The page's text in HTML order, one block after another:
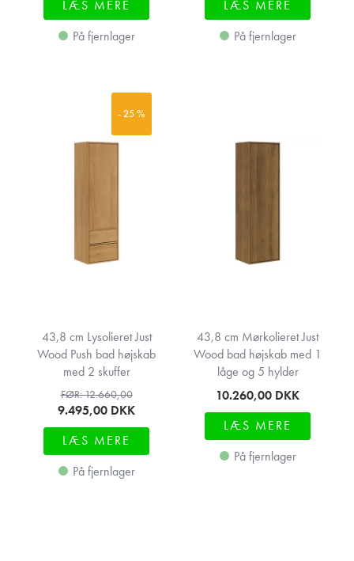
LÆS MERE
På fjernlager
LÆS MERE
På fjernlager
- 25 %
43,8 cm Lysolieret Just
Wood Push bad højskab
med 2 skuffer
FØR: 12.660,00
9.495,00 DKK
LÆS MERE
På fjernlager
43,8 cm Mørkolieret Just
Wood bad højskab med 1
låge og 5 hylder
10.260,00 DKK
LÆS MERE
På fjernlager